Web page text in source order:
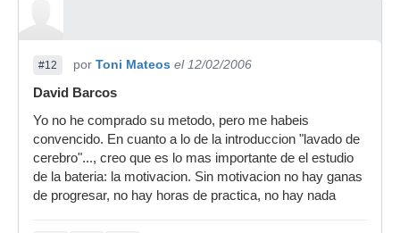
#12 por Toni Mateos el 12/02/2006
David Barcos
Yo no he comprado su metodo, pero me habeis
convencido. En cuanto a lo de la introduccion "lavado de
cerebro"..., creo que es lo mas importante de el estudio
de la bateria: la motivacion. Sin motivacion no hay ganas
de progresar, no hay horas de practica, no hay nada